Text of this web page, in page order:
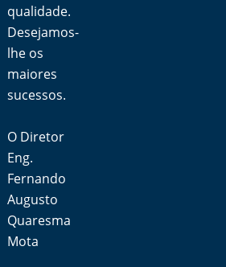
qualidade.
Desejamos-
lhe os
maiores
sucessos.
O Diretor
Eng.
Fernando
Augusto
Quaresma
Mota